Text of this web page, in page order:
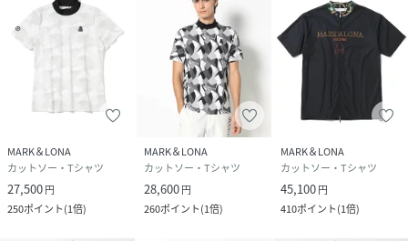
MARK＆LONA
カットソー・Tシャツ
27,500円
250ポイント(1倍)
MARK＆LONA
カットソー・Tシャツ
28,600円
260ポイント(1倍)
MARK＆LONA
カットソー・Tシャツ
45,100円
410ポイント(1倍)